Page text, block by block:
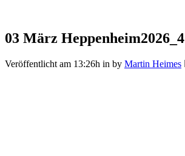
03 März Heppenheim2026_4
Veröffentlicht am 13:26h in by Martin Heimes